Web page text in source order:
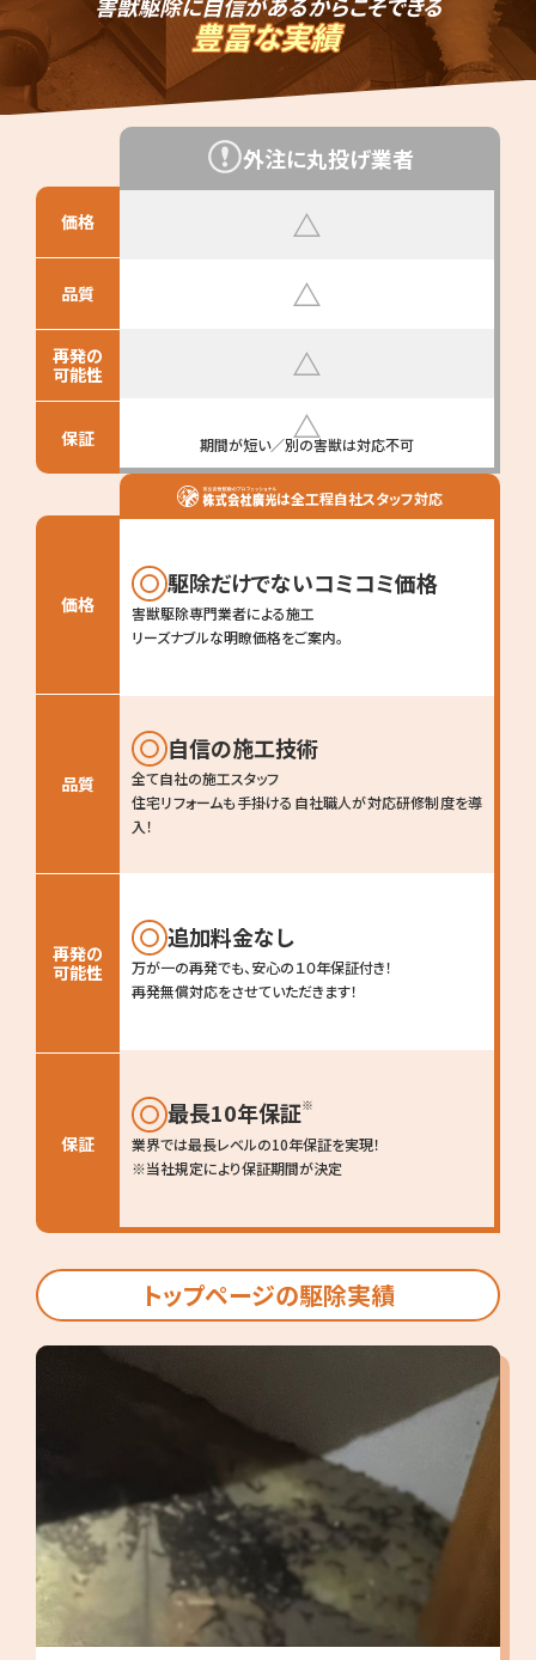
豊富な実績
価格
品質
再発の
可能性
保証
外注に丸投げ業者
期間が短い／別の害獣は対応不可
価格
品質
再発の
可能性
保証
は全工程自社スタッフ対応
駆除だけでないコミコミ価格
害獣駆除専門業者による施工
リーズナブルな明瞭価格をご案内。
自信の施工技術
全て自社の施工スタッフ
住宅リフォームも手掛ける自社職人が対応研修制度を導
入！
追加料金なし
万が一の再発でも、安心の１０年保証付き！
再発無償対応をさせていただきます！
最長10年保証※
業界では最長レベルの10年保証を実現！
※当社規定により保証期間が決定
トップページの駆除実績